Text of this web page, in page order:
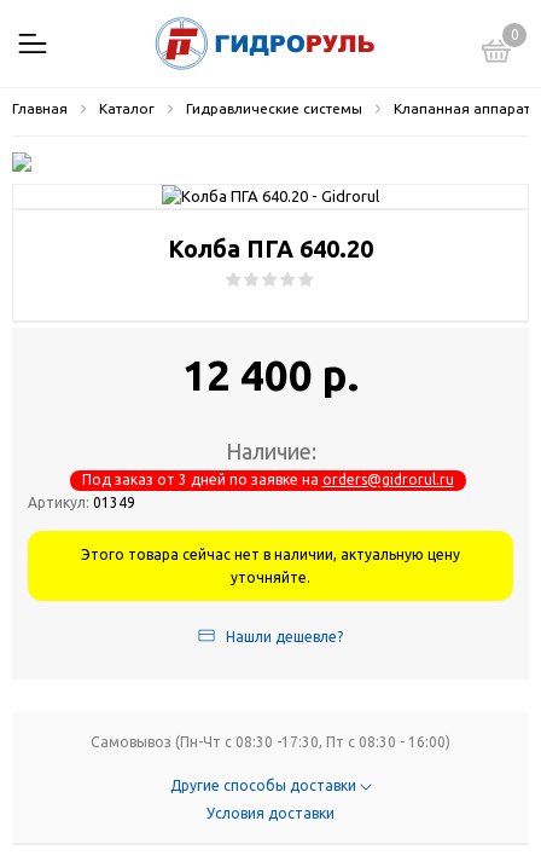
0
Главная Каталог Гидравлические системы Клапанная
Колба ПГА 640.20
12 400 р.
Наличие:
Под заказ от 3 дней по заявке на orders@gidrorul.ru
Артикул: 01349
Этого товара сейчас нет в наличии, актуальную цену
уточняйте.
Нашли дешевле?
Самовывоз (Пн-Чт с 08:30 -17:30, Пт с 08:30 - 16:00)
Другие способы доставки
Условия доставки